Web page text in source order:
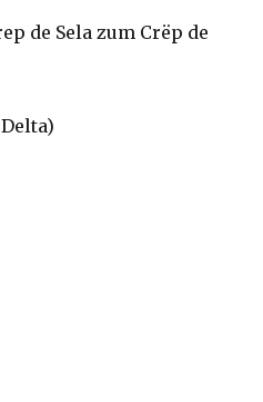
de Sela zum Crëp de